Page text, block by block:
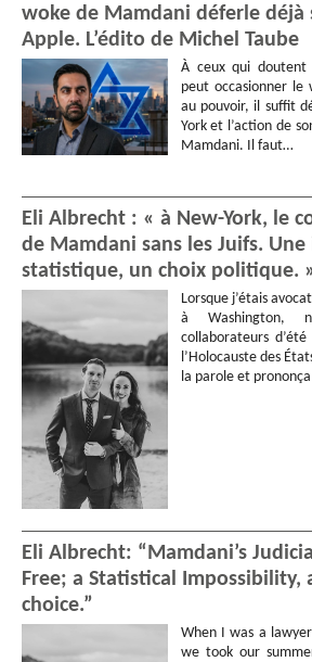
woke de Mamdani déferle déjà
Apple. L’édito de Michel Taube
À ceux qui doutent
peut occasionner le
au pouvoir, il suffit
York et l’action de
Mamdani. Il faut…
Eli Albrecht : « à New-York, le
de Mamdani sans les Juifs.
statistique, un choix politique.
Lorsque j’étais
à Washington,
collaborateurs
l’Holocauste des
la parole et
Eli Albrecht: “Mamdani’s
Free; a Statistical Impossibility,
choice.”
When I was a
we took our